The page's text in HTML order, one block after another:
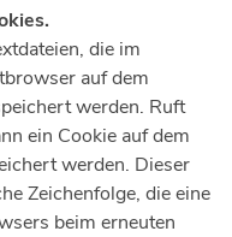
die im
auf dem
werden. Ruft
ein Cookie auf dem
werden. Dieser
Zeichenfolge, die eine
beim erneuten